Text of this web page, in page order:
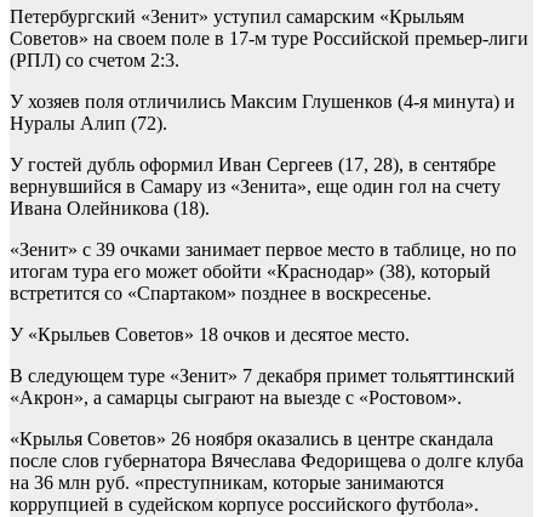
Петербургский «Зенит» уступил самарским «Крыльям
Советов» на своем поле в 17-м туре Российской премьер-лиги
(РПЛ) со счетом 2:3.
У хозяев поля отличились Максим Глушенков (4-я минута) и
Нуралы Алип (72).
У гостей дубль оформил Иван Сергеев (17, 28), в сентябре
вернувшийся в Самару из «Зенита», еще один гол на счету
Ивана Олейникова (18).
«Зенит» с 39 очками занимает первое место в таблице, но по
итогам тура его может обойти «Краснодар» (38), который
встретится со «Спартаком» позднее в воскресенье.
У «Крыльев Советов» 18 очков и десятое место.
В следующем туре «Зенит» 7 декабря примет тольяттинский
«Акрон», а самарцы сыграют на выезде с «Ростовом».
«Крылья Советов» 26 ноября оказались в центре скандала
после слов губернатора Вячеслава Федорищева о долге клуба
на 36 млн руб. «преступникам, которые занимаются
коррупцией в судейском корпусе российского футбола».